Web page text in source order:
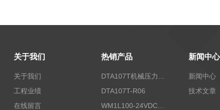
关于我们
关于我们
工程业绩
在线留言
热销产品
DTA107T-R06
WM1L100-24VDC/T5X
新闻中心
新闻中心
技术文章